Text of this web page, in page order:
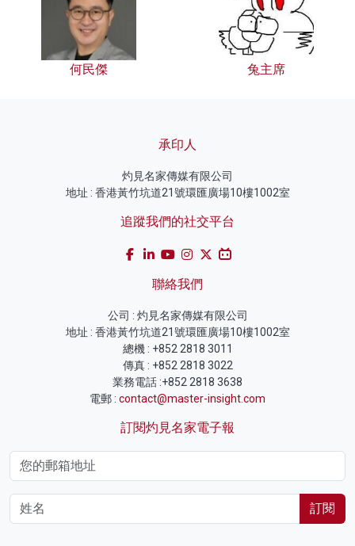
何民傑 兔主席
承印人
灼見名家傳媒有限公司
地址 : 香港黃竹坑道21號環匯廣場10樓1002室
追蹤我們的社交平台
聯絡我們
公司 : 灼見名家傳媒有限公司
地址 : 香港黃竹坑道21號環匯廣場10樓1002室
總機 : +852 2818 3011
傳真 : +852 2818 3022
業務電話 :+852 2818 3638
電郵 : contact@master-insight.com
訂閱灼見名家電子報
訂閱